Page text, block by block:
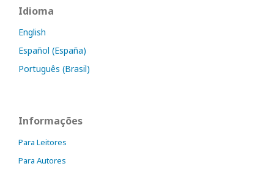
Idioma
English
Español (España)
Português (Brasil)
Informações
Para Leitores
Para Autores